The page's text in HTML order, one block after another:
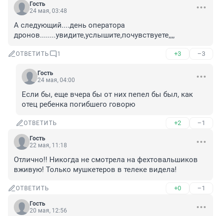
Гость
24 мая, 03:48
А следующий....день оператора
дронов........увидите,услышите,почувствуете,,,,
ОТВЕТИТЬ 1 +3 –3
Гость
24 мая, 04:00
Если бы, еще вчера бы от них пепел бы был, как
отец ребенка погибшего говорю
ОТВЕТИТЬ +2 –1
Гость
22 мая, 11:18
Отлично!! Никогда не смотрела на фехтовальшиков
вживую! Только мушкетеров в телеке видела!
ОТВЕТИТЬ +0 –1
Гость
20 мая, 12:56